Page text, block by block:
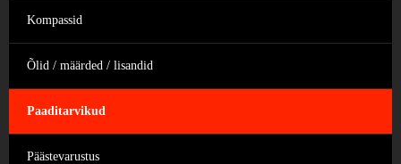
Kompassid
Õlid / määrded / lisandid
Paaditarvikud
Päästevarustus